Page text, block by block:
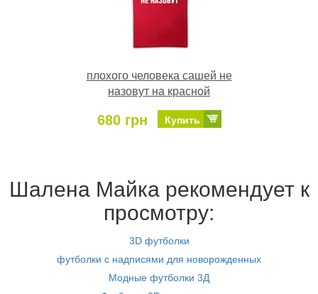
плохого человека сашей не
назовут на красной
680 грн Купить
Шалена Майка рекомендует к
просмотру:
3D футболки
футболки с надписями для новорожденных
Модные футболки 3Д